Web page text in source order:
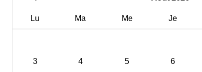
Lu Ma Me Je
3 4 5 6